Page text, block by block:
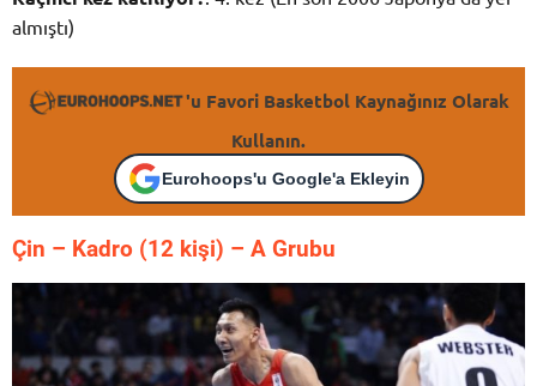
almıştı)
'u Favori Basketbol Kaynağınız Olarak
Kullanın.
Eurohoops'u Google'a Ekleyin
Çin – Kadro (12 kişi) – A Grubu